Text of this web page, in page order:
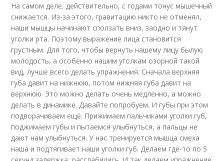
На самом деле, действительно, с годами тонус мышечный
снижается. Из-за этого, гравитацию никто не отменял,
наши мышцы начинают сползать вниз, заодно и тянут
уголки рта. Поэтому выражение лица становится
грустным. Для того, чтобы вернуть нашему лицу былую
молодость, а особенно нашим уголкам озорной такой
вид, лучше всего делать упражнения. Сначала верхняя
губа давит на нижнюю, потом нижняя губа давит на
верхнюю. Это можно делать очень медленно, а можно
делать в динамике. Давайте попробуем. И губы при этом
подворачиваем ещё. Прижимаем пальчиками уголки губ,
поджимаем губы и пытаемся улыбнуться, а пальцы не
дают нам улыбнуться. У нас тренируется мышца смеха
наша и подтягивает наши уголки губ. Делаем где-то по 5